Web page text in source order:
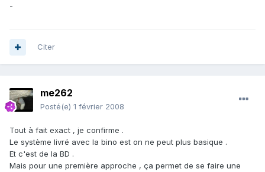
-
Citer
me262
Posté(e) 1 février 2008
Tout à fait exact , je confirme .
Le système livré avec la bino est on ne peut plus basique .
Et c'est de la BD .
Mais pour une première approche , ça permet de se faire une